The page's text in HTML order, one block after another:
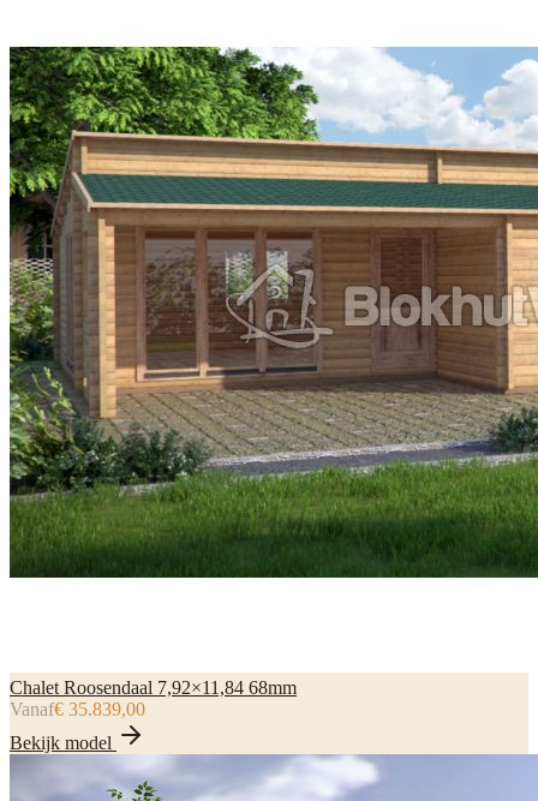
Chalet Roosendaal 7,92×11,84 68mm
Vanaf€ 35.839,00
Bekijk model